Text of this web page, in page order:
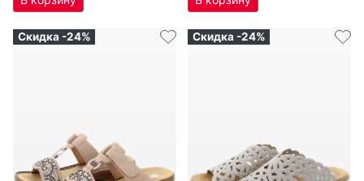
Скидка -24% Скидка -24%